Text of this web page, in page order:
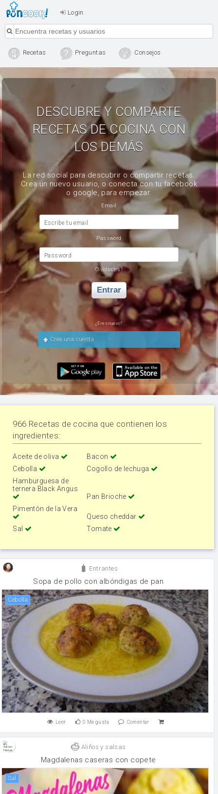
Login
Recetas Preguntas Consejos
DESCUBRE Y COMPARTE
RECETAS DE COCINA CON
LOS DEMÁS
La red social para descubrir o compartir recetas.
Crea un nuevo usuario, o conecta con tu facebook
o google, para empezar.
Email
Escribe tu email
Password
Password
Olvidastes?
Entrar
¿Eres nuevo?
Crea una cuenta
966 Recetas de cocina que contienen los
ingredientes:
Aceite de oliva
Bacon
Cebolla
Cogollo de lechuga
Hamburguesa de
ternera Black Angus
Pan Brioche
Pimentón de la Vera
Queso cheddar
Sal
Tomate
Entrantes
Sopa de pollo con albóndigas de pan
cebolla
Leer 0 Me gusta Comentar
Aliños y salsas
Magdalenas caseras con copete
sal